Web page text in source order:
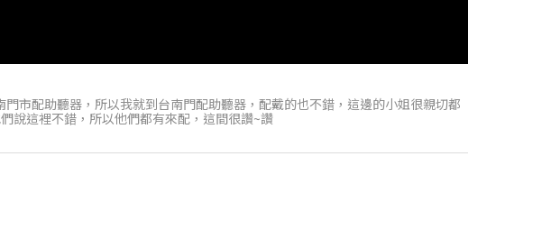
市配助聽器，所以我就到台南門配助聽器，配戴的也不錯，這邊的小姐很親切都
說這裡不錯，所以他們都有來配，這間很讚~讚